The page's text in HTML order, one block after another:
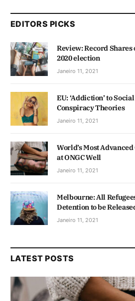
EDITORS PICKS
Review: Record
2020 election
Janeiro 11, 2021
EU: ‘Addiction’ to
Conspiracy Theories
Janeiro 11, 2021
World’s Most
at ONGC Well
Janeiro 11, 2021
Melbourne: All
Detention to be
Janeiro 11, 2021
LATEST POSTS